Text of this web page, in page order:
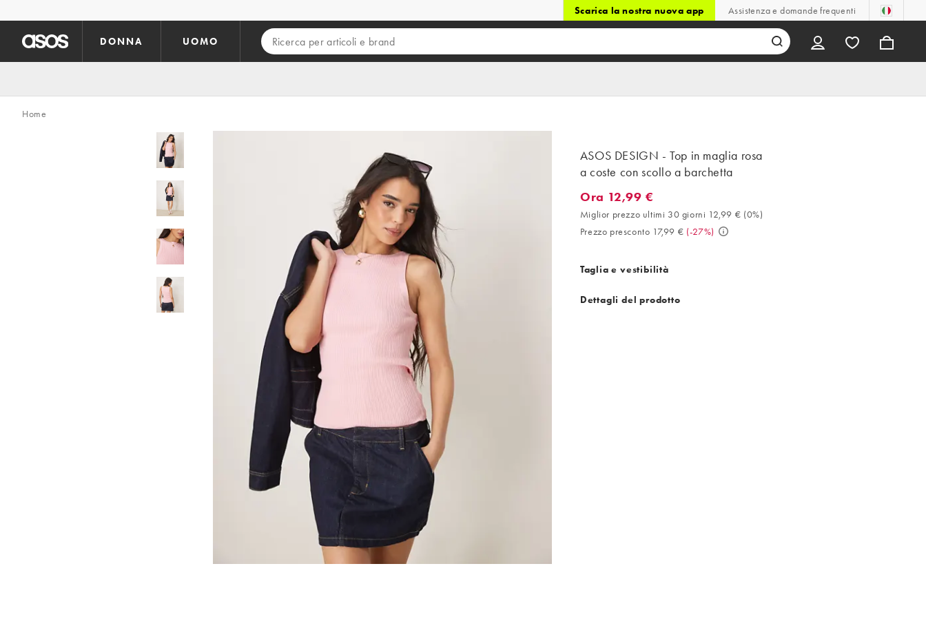
Scarica la nostra nuova app Assistenza e domande frequenti
DONNA UOMO
Home
ASOS DESIGN - Top in maglia rosa
a coste con scollo a barchetta
Ora 12,99 €. Miglior prezzo ultimi 30 giorni 12,99 € (0%). Prezzo
Ora 12,99 €
Miglior prezzo ultimi 30 giorni 12,99 € (0%)
Prezzo presconto 17,99 € (-27%)
Taglia e vestibilità
Dettagli del prodotto